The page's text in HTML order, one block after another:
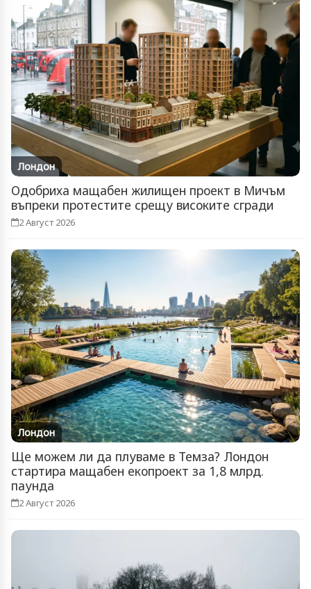
Лондон
Одобриха мащабен жилищен проект в Мичъм
въпреки протестите срещу високите сгради
2 Август 2026
Лондон
Ще можем ли да плуваме в Темза? Лондон
стартира мащабен екопроект за 1,8 млрд.
паунда
2 Август 2026